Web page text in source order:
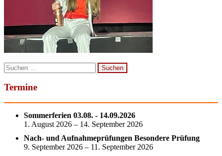
Suchen
nach:
Termine
Sommerferien 03.08. - 14.09.2026
1. August 2026 – 14. September 2026
Nach- und Aufnahmeprüfungen Besondere Prüfung
9. September 2026 – 11. September 2026